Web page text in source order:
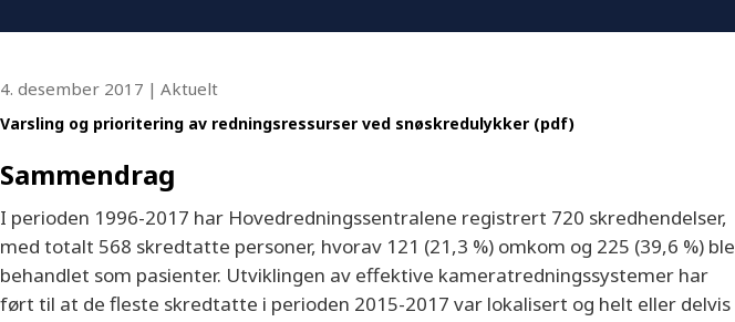
4. desember 2017 | Aktuelt
Varsling og prioritering av redningsressurser ved snøskredulykker (pdf)
Sammendrag
I perioden 1996-2017 har Hovedredningssentralene registrert 720 skredhendelser,
med totalt 568 skredtatte personer, hvorav 121 (21,3 %) omkom og 225 (39,6 %) ble
behandlet som pasienter. Utviklingen av effektive kameratredningssystemer har
ført til at de fleste skredtatte i perioden 2015-2017 var lokalisert og helt eller delvis